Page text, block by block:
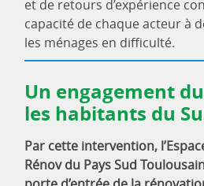
et de retours d’expérience
capacité de chaque acteur à
les ménages en difficulté.
Un engagement
les habitants du
Par cette intervention,
Rénov du Pays Sud